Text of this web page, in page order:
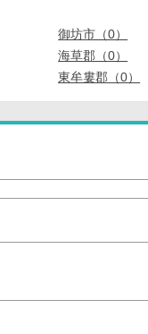
御坊市（0）
海草郡（0）
東牟婁郡（0）